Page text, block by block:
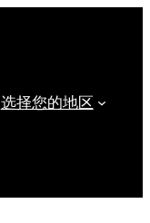
选择您的地区